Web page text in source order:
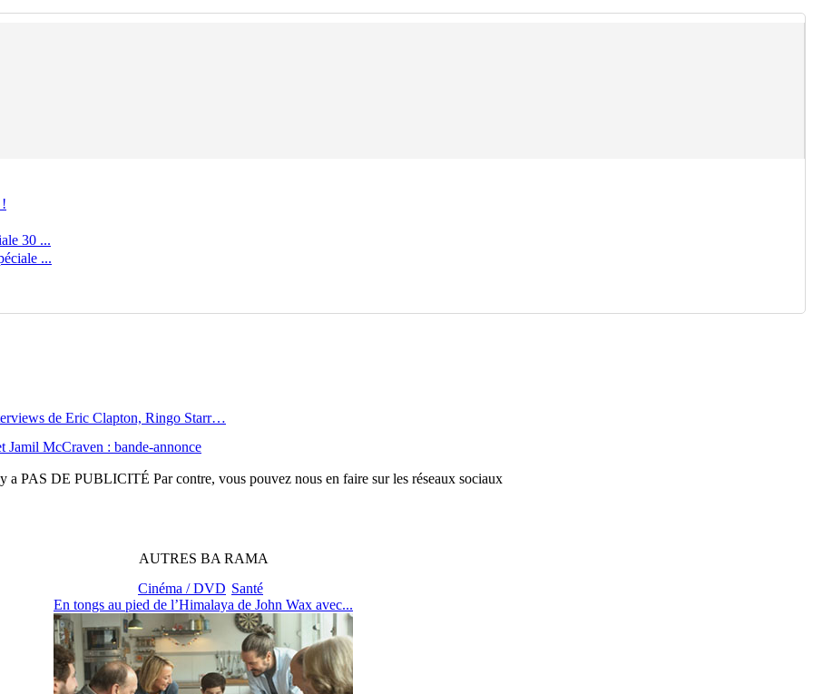
30 ...
...
de Eric Clapton, Ringo Starr…
Jamil McCraven : bande-annonce
a PAS DE PUBLICITÉ Par contre, vous pouvez nous en faire sur les réseaux sociaux
AUTRES BA RAMA
Cinéma / DVD Santé
En tongs au pied de l’Himalaya de John Wax avec...